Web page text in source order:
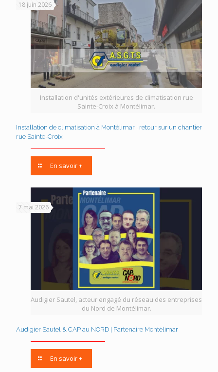
Installation d'unités extérieures de climatisation rue
Sainte-Croix à Montélimar.
18 juin 2026
Installation de climatisation à Montélimar : retour sur un chantier
rue Sainte-Croix
En savoir +
Audigier Sautel, acteur engagé du réseau des entreprises
du Nord de Montélimar.
7 mai 2026
Audigier Sautel & CAP au NORD | Partenaire Montélimar
En savoir +